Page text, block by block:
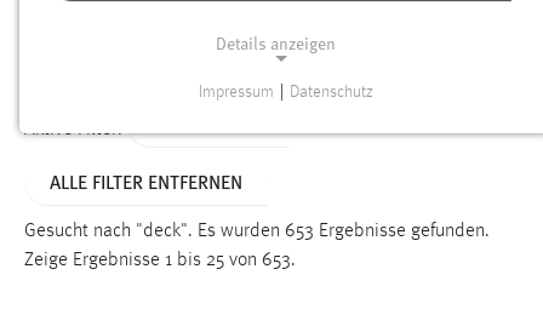
Aktive Filter:
ALLE FILTER ENTFERNEN
Gesucht nach "deck". Es wurden 653 Ergebnisse gefunden.
Zeige Ergebnisse 1 bis 25 von 653.
Details anzeigen
Funktionen und sind für die einwandfreie Funktion der
Einverständnis
Impressum Datenschutz